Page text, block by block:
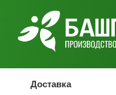
Доставка